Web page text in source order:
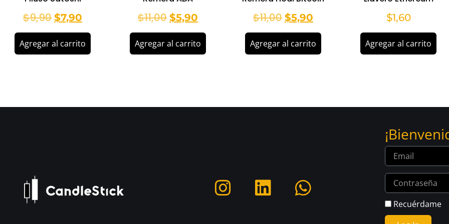
$9,90 $7,90
Agregar al carrito
$11,00 $5,90
Agregar al carrito
$11,00 $5,90
Agregar al carrito
$1,60
Agregar al carrito
Recuérdame